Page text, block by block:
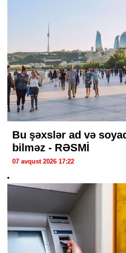
Bu şəxslər ad və
bilməz - RƏSMİ
07 avqust 2026 17:22